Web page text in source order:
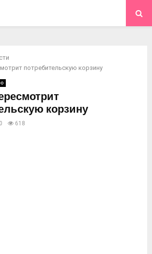
потребительскую корзину
корзину
0 618